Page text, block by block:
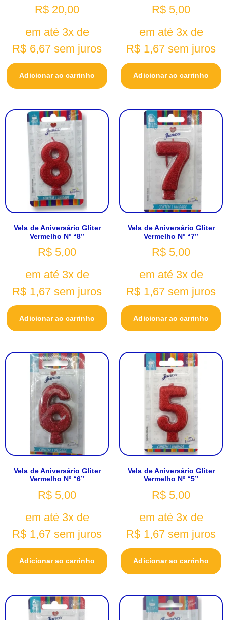
R$ 20,00
em até 3x de
R$ 6,67 sem juros
Adicionar ao carrinho
R$ 5,00
em até 3x de
R$ 1,67 sem juros
Adicionar ao carrinho
Vela de Aniversário Gliter
Vermelho Nº “8”
R$ 5,00
em até 3x de
R$ 1,67 sem juros
Adicionar ao carrinho
Vela de Aniversário Gliter
Vermelho Nº “7”
R$ 5,00
em até 3x de
R$ 1,67 sem juros
Adicionar ao carrinho
Vela de Aniversário Gliter
Vermelho Nº “6”
R$ 5,00
em até 3x de
R$ 1,67 sem juros
Adicionar ao carrinho
Vela de Aniversário Gliter
Vermelho Nº “5”
R$ 5,00
em até 3x de
R$ 1,67 sem juros
Adicionar ao carrinho